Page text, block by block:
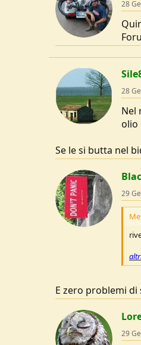
28
28
Nel
olio
Se le si butta nel
29
E zero problemi
29